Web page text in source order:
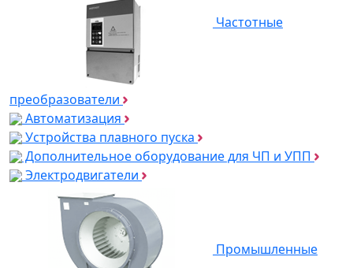
Частотные
преобразователи
Автоматизация
Устройства плавного пуска
Дополнительное оборудование для ЧП и УПП
Электродвигатели
Промышленные